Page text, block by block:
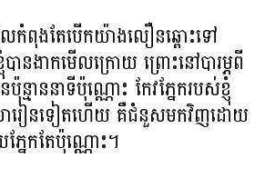
កំពុងតែបើកយ៉ាងលឿនឆ្ពោះទៅ
នងាកមើលក្រោយ ព្រោះនៅបារម្ភពី
មាននាទីប៉ុណ្ណោះ កែវភ្នែករបស់ខ្ញុំ
រៀនទៀតហើយ គឺជំនួសមកវិញដោយ
នែកតែប៉ុណ្ណោះ។